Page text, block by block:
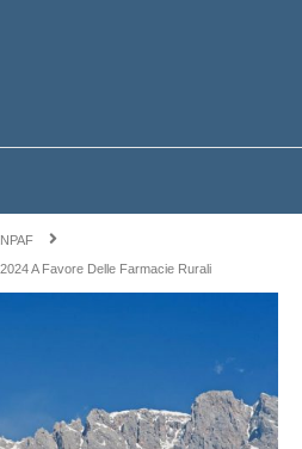
A Favore Delle Farmacie Rurali